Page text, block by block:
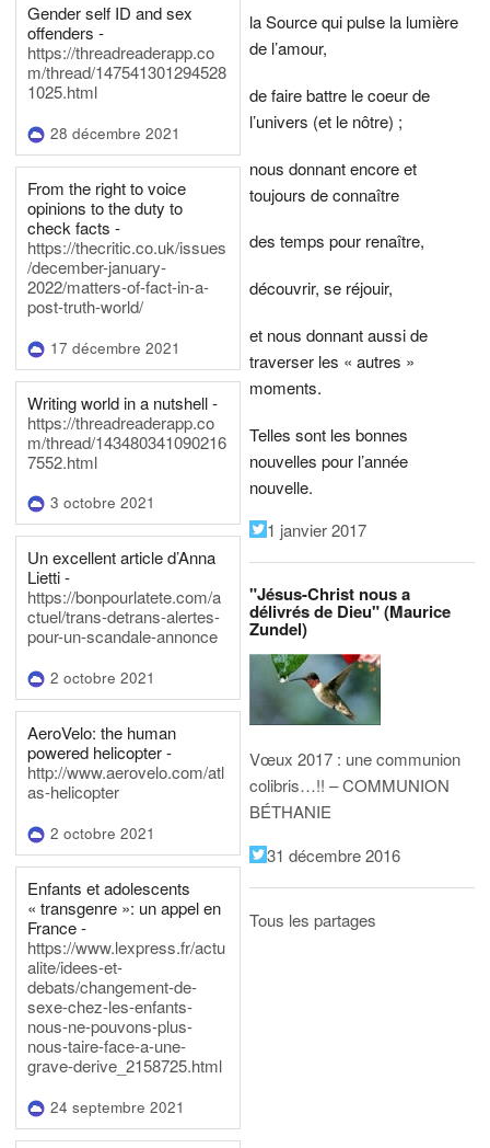
Gender self ID and sex
offenders -
https://threadreaderapp.co
m/thread/147541301294528
1025.html
28 décembre 2021
From the right to voice
opinions to the duty to
check facts -
https://thecritic.co.uk/issues
/december-january-
2022/matters-of-fact-in-a-
post-truth-world/
17 décembre 2021
Writing world in a nutshell -
https://threadreaderapp.co
m/thread/143480341090216
7552.html
3 octobre 2021
Un excellent article d’Anna
Lietti -
https://bonpourlatete.com/a
ctuel/trans-detrans-alertes-
pour-un-scandale-annonce
2 octobre 2021
AeroVelo: the human
powered helicopter -
http://www.aerovelo.com/atl
as-helicopter
2 octobre 2021
Enfants et adolescents
« transgenre »: un appel en
France -
https://www.lexpress.fr/actu
alite/idees-et-
debats/changement-de-
sexe-chez-les-enfants-
nous-ne-pouvons-plus-
nous-taire-face-a-une-
grave-derive_2158725.html
24 septembre 2021
la Source qui pulse la lumière
de l’amour,
de faire battre le coeur de
l’univers (et le nôtre) ;
nous donnant encore et
toujours de connaître
des temps pour renaître,
découvrir, se réjouir,
et nous donnant aussi de
traverser les « autres »
moments.
Telles sont les bonnes
nouvelles pour l’année
nouvelle.
1 janvier 2017
"Jésus-Christ nous a
délivrés de Dieu" (Maurice
Zundel)
Vœux 2017 : une communion
colibris…!! – COMMUNION
BÉTHANIE
31 décembre 2016
Tous les partages